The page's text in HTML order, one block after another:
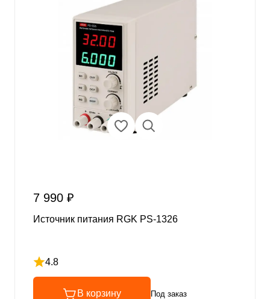
7 990 ₽
Источник питания RGK PS-1326
4.8
Рейтинг 4.8 из 5
В корзину Под заказ